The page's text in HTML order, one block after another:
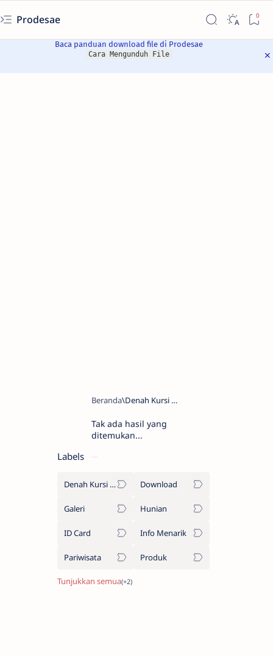
Prodesae
Baca panduan download file di Prodesae
Cara Mengunduh File
Tak ada hasil yang
ditemukan...
Labels
Denah Kursi Bus Download
Galeri Hunian
ID Card Info Menarik
Pariwisata Produk